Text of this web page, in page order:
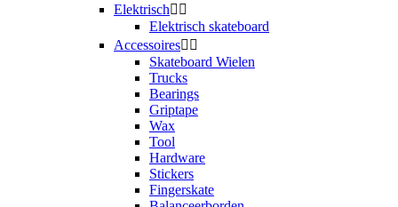
Elektrisch 
Elektrisch skateboard
Accessoires 
Skateboard Wielen
Trucks
Bearings
Griptape
Wax
Tool
Hardware
Stickers
Fingerskate